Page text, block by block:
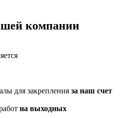
компании
для закрепления за наш счет
на выходных